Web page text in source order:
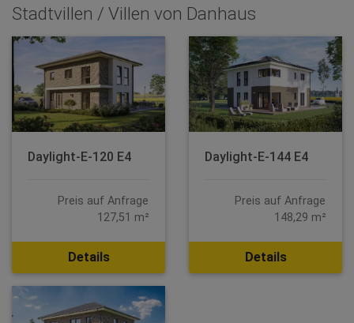
Stadtvillen / Villen von Danhaus
Daylight-E-120 E4
Preis auf Anfrage
127,51 m²
Details
Daylight-E-144 E4
Preis auf Anfrage
148,29 m²
Details